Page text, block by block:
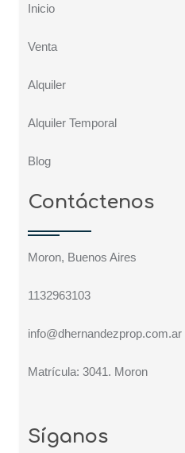
Inicio
Venta
Alquiler
Alquiler Temporal
Blog
Contáctenos
Moron, Buenos Aires
1132963103
info@dhernandezprop.com.ar
Matrícula: 3041. Moron
Síganos